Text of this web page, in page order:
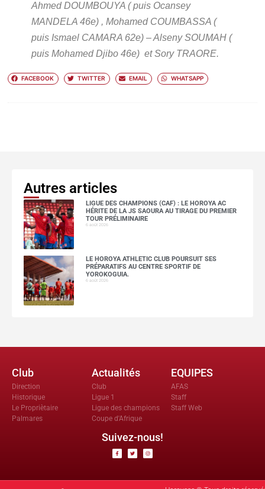
Ahmed DOUMBOUYA ( puis Ocansey
MANDELA 46e) , Mohamed COUMBASSA (
puis Ismael CAMARA 62e) – Alseny SOUMAH (
puis Mohamed Djibo 46e) et Sory TRAORE.
FACEBOOK TWITTER EMAIL WHATSAPP
Autres articles
LIGUE DES CHAMPIONS (CAF) : LE HOROYA AC
HÉRITE DE LA JS SAOURA AU TIRAGE DU PREMIER
TOUR PRÉLIMINAIRE
6 août 2026
LE HOROYA ATHLETIC CLUB POURSUIT SES
PRÉPARATIFS AU CENTRE SPORTIF DE
YOROKOGUIA.
6 août 2026
Club
Direction
Historique
Le Propriètaire
Palmares
Actualités
Club
Ligue 1
Ligue des champions
Coupe d'Afrique
EQUIPES
AFAS
Staff
Staff Web
Suivez-nous!